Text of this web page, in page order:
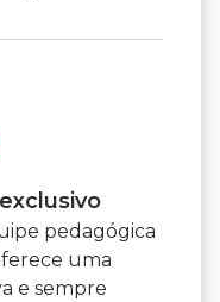
pedagógica
uma
e sempre